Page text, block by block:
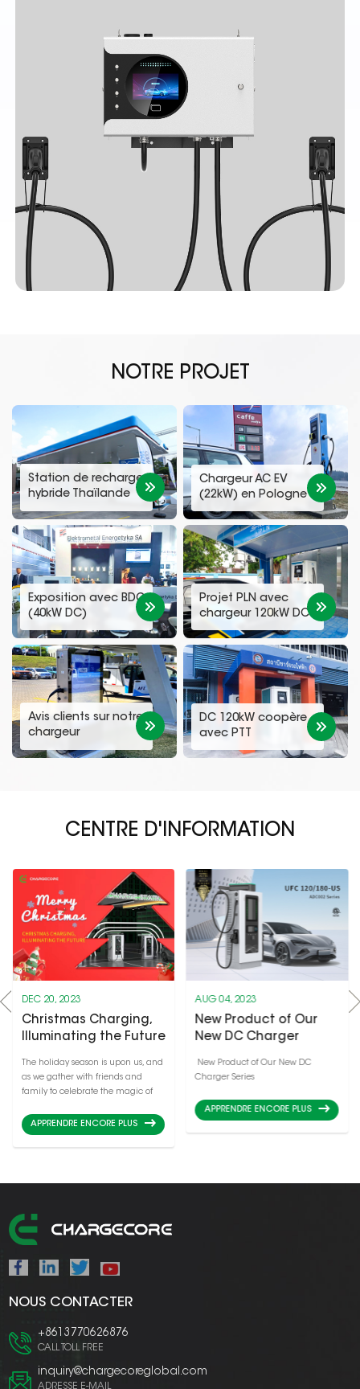
NOTRE PROJET
Station de recharge
hybride Thaïlande
PPT (DC 120kW)
Chargeur AC EV
(22kW) en Pologne
Exposition avec BDC
(40kW DC)
Projet PLN avec
chargeur 120kW DC
Avis clients sur notre
chargeur
publicitaire 20kW
DC 120kW coopère
avec PTT
CENTRE D'INFORMATION
DEC 20, 2023
Christmas Charging,
Illuminating the Future
The holiday season is upon us, and
as we gather with friends and
family to celebrate the magic of
can't afford to leave behind – the
power to stay connected! This
Christmas, let the spirit of joy and
APPRENDRE ENCORE PLUS
AUG 04, 2023
New Product of Our
New DC Charger
New Product of Our New DC
Charger Series
APPRENDRE ENCORE PLUS
NOUS CONTACTER
+8613770626876
CALL TOLL FREE
inquiry@chargecoreglobal.com
ADRESSE E-MAIL